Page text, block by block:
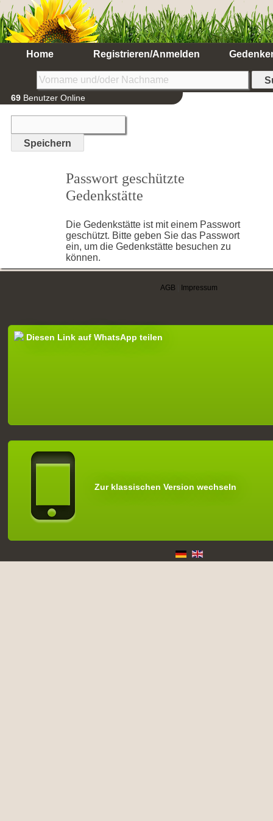
Home Registrieren/Anmelden
69 Benutzer Online
Passwort geschützte
Gedenkstätte
Die Gedenkstätte ist mit einem Passwort
geschützt. Bitte geben Sie das Passwort
ein, um die Gedenkstätte besuchen zu
können.
AGB Impressum
Diesen Link auf WhatsApp teilen
Zur klassischen Version wechseln